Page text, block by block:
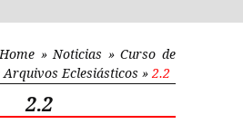
Home» Noticias »Curso de
Arquivos Eclesiásticos » 2.2
2.2